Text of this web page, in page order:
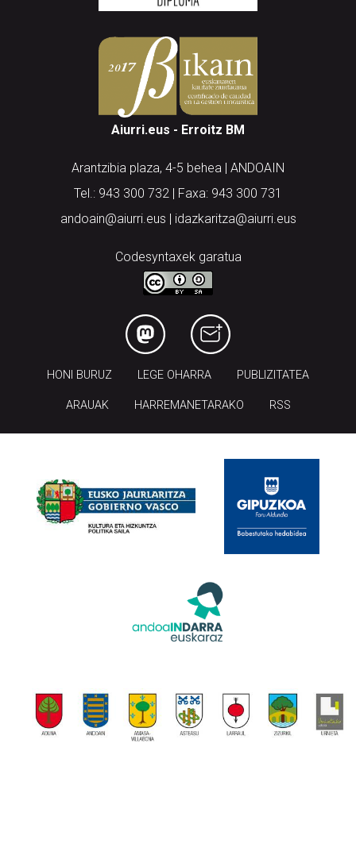
Aiurri.eus - Erroitz BM
Arantzibia plaza, 4-5 behea | ANDOAIN
Tel.: 943 300 732 | Faxa: 943 300 731
andoain@aiurri.eus | idazkaritza@aiurri.eus
Codesyntaxek garatua
HONI BURUZ LEGE OHARRA PUBLIZITATEA
ARAUAK HARREMANETARAKO RSS